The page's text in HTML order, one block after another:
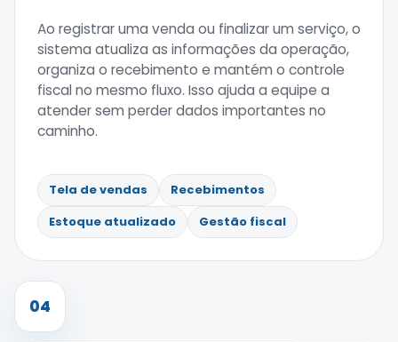
Ao registrar uma venda ou finalizar um serviço, o
sistema atualiza as informações da operação,
organiza o recebimento e mantém o controle
fiscal no mesmo fluxo. Isso ajuda a equipe a
atender sem perder dados importantes no
caminho.
Tela de vendas
Recebimentos
Estoque atualizado
Gestão fiscal
04